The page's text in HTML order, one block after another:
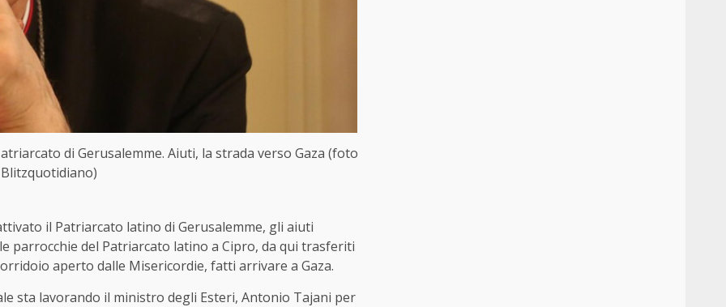
di Gerusalemme. Aiuti, la strada verso Gaza (foto
il Patriarcato latino di Gerusalemme, gli aiuti
parrocchie del Patriarcato latino a Cipro, da qui trasferiti
aperto dalle Misericordie, fatti arrivare a Gaza.
sta lavorando il ministro degli Esteri, Antonio Tajani per